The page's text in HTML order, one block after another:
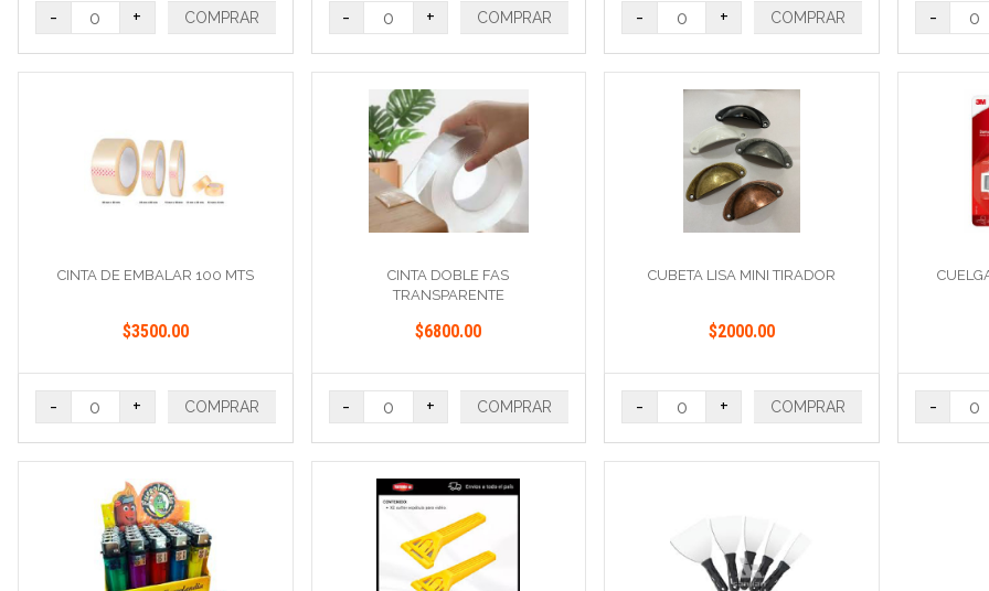
- + COMPRAR - + COMPRAR - + COMPRAR -
CINTA DE EMBALAR 100 MTS
$3500.00
- + COMPRAR
CINTA DOBLE FAS
TRANSPARENTE
$6800.00
- + COMPRAR
CUBETA LISA MINI TIRADOR
$2000.00
- + COMPRAR -